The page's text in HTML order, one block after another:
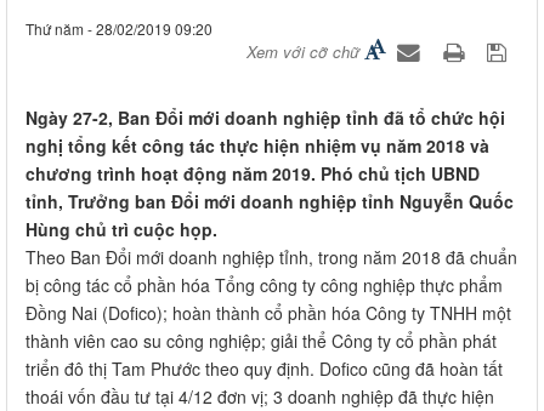
Thứ năm - 28/02/2019 09:20
Xem với cỡ chữ
Ngày 27-2, Ban Đổi mới doanh nghiệp tỉnh đã tổ chức hội
nghị tổng kết công tác thực hiện nhiệm vụ năm 2018 và
chương trình hoạt động năm 2019. Phó chủ tịch UBND
tỉnh, Trưởng ban Đổi mới doanh nghiệp tỉnh Nguyễn Quốc
Hùng chủ trì cuộc họp.
Theo Ban Đổi mới doanh nghiệp tỉnh, trong năm 2018 đã chuẩn
bị công tác cổ phần hóa Tổng công ty công nghiệp thực phẩm
Đồng Nai (Dofico); hoàn thành cổ phần hóa Công ty TNHH một
thành viên cao su công nghiệp; giải thể Công ty cổ phần phát
triển đô thị Tam Phước theo quy định. Dofico cũng đã hoàn tất
thoái vốn đầu tư tại 4/12 đơn vị; 3 doanh nghiệp đã thực hiện